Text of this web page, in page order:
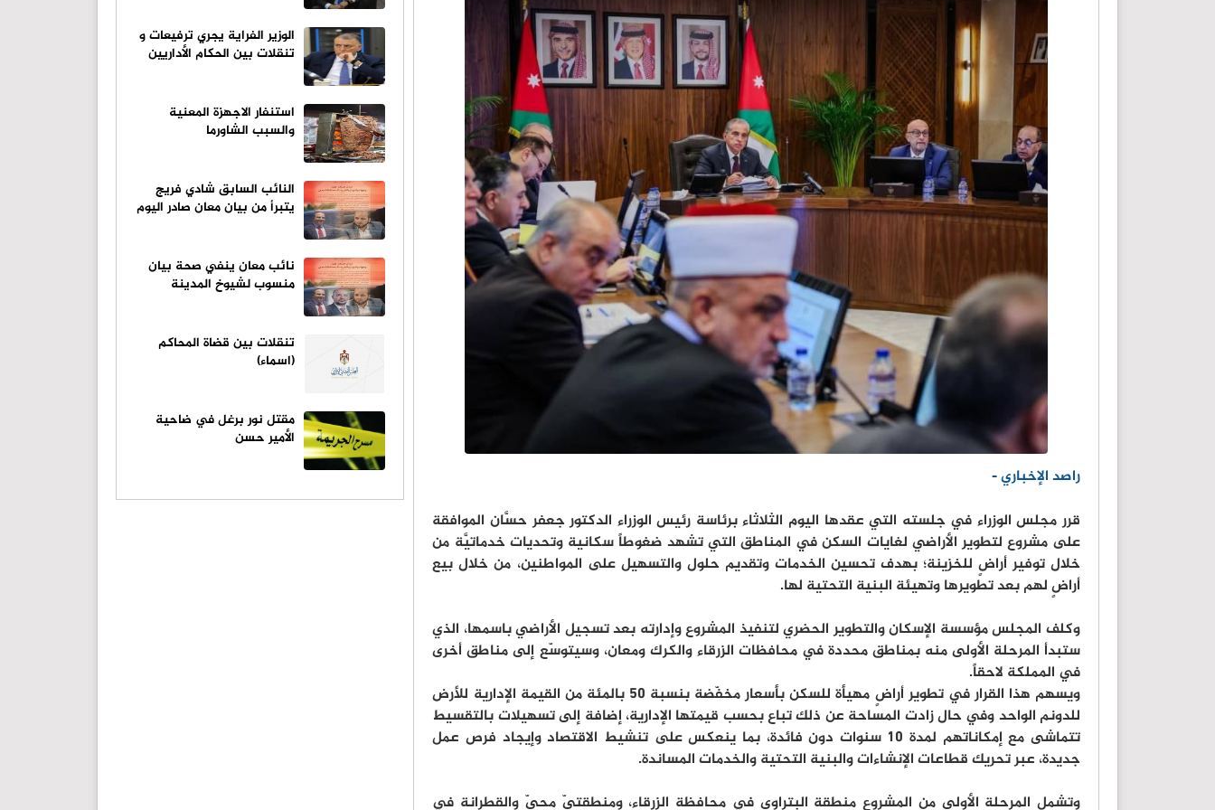
راصد الإخباري -
قرر مجلس الوزراء في جلسته التي عقدها اليوم الثلاثاء برئاسة رئيس الوزراء الدكتور جعفر حسَّان الموافقة
على مشروع لتطوير الأراضي لغايات السكن في المناطق التي تشهد ضغوطاً سكانية وتحديات خدماتيَّة من
خلال توفير أراضٍ للخزينة؛ بهدف تحسين الخدمات وتقديم حلول والتسهيل على المواطنين، من خلال بيع
أراضٍ لهم بعد تطويرها وتهيئة البنية التحتية لها.
وكلف المجلس مؤسسة الإسكان والتطوير الحضري لتنفيذ المشروع وإدارته بعد تسجيل الأراضي باسمها، الذي
ستبدأ المرحلة الأولى منه بمناطق محددة في محافظات الزرقاء والكرك ومعان، وسيتوسّع إلى مناطق أخرى
في المملكة لاحقاً.
ويسهم هذا القرار في تطوير أراضٍ مهيأة للسكن بأسعار مخفّضة بنسبة 50 بالمئة من القيمة الإدارية للأرض
للدونم الواحد وفي حال زادت المساحة عن ذلك تباع بحسب قيمتها الإدارية، إضافة إلى تسهيلات بالتقسيط
تتماشى مع إمكاناتهم لمدة 10 سنوات دون فائدة، بما ينعكس على تنشيط الاقتصاد وإيجاد فرص عمل
جديدة، عبر تحريك قطاعات الإنشاءات والبنية التحتية والخدمات المساندة.
وتشمل المرحلة الأولى من المشروع منطقة البتراوي في محافظة الزرقاء، ومنطقتيّ محيّ والقطرانة في
الوزير الفراية يجري ترفيعات و
تنقلات بين الحكام الأداريين
استنفار الاجهزة المعنية
والسبب الشاورما
النائب السابق شادي فريج
يتبرأ من بيان معان صادر اليوم
نائب معان ينفي صحة بيان
منسوب لشيوخ المدينة
تنقلات بين قضاة المحاكم
(اسماء)
مقتل نور برغل في ضاحية
الأمير حسن